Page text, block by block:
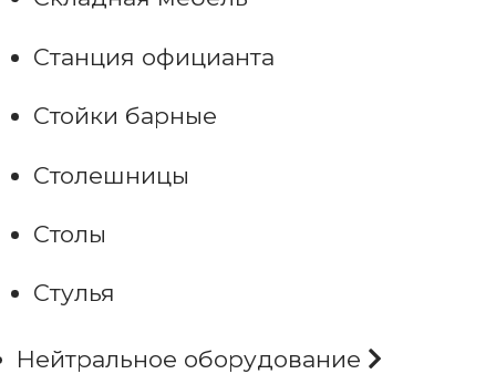
Станция официанта
Стойки барные
Столешницы
Столы
Стулья
Нейтральное оборудование